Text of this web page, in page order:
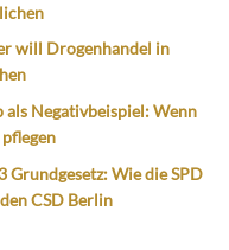
will Drogenhandel in
als Negativbeispiel: Wenn
Grundgesetz: Wie die SPD
CSD Berlin